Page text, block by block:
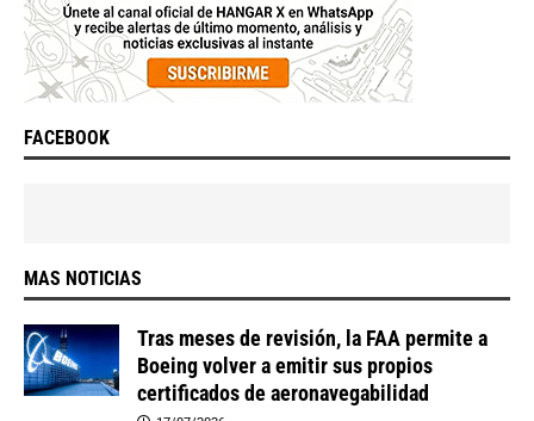
FACEBOOK
MAS NOTICIAS
Tras meses de revisión, la FAA permite a
Boeing volver a emitir sus propios
certificados de aeronavegabilidad